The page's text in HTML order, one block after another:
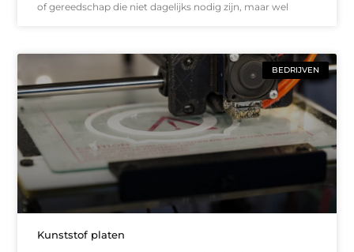
of gereedschap die niet dagelijks nodig zijn, maar wel
BEDRIJVEN
Kunststof platen